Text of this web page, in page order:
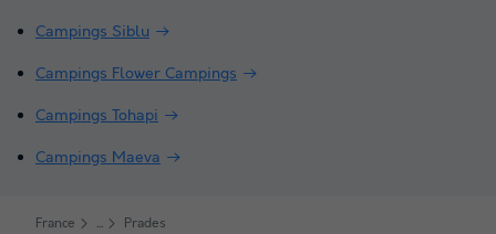
Campings Siblu
Campings Flower Campings
Campings Tohapi
Campings Maeva
France Prades